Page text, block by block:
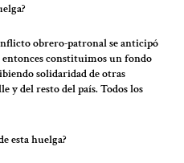
obrero-patronal se anticipó
entonces constituimos un fondo
solidaridad de otras
y del resto del país. Todos los
esta huelga?